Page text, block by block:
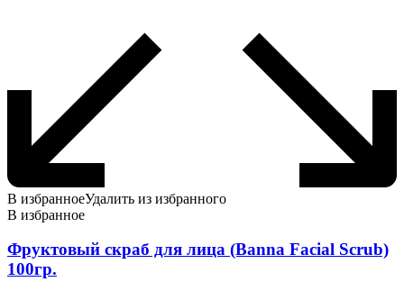
В избранноеУдалить из избранного
В избранное
Фруктовый скраб для лица (Banna Facial Scrub)
100гр.